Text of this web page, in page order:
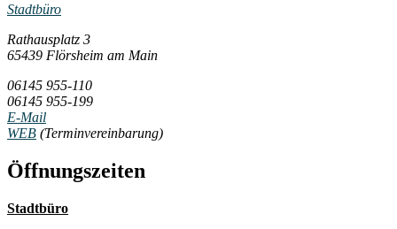
Stadtbüro
Rathausplatz 3
65439 Flörsheim am Main
06145 955-110
06145 955-199
E-Mail
WEB (Terminvereinbarung)
Öffnungszeiten
Stadtbüro